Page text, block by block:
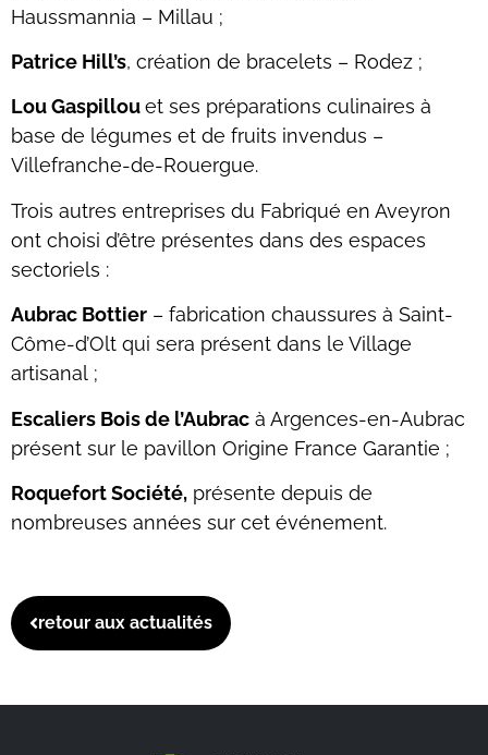
Haussmannia – Millau ;
Patrice Hill’s, création de bracelets – Rodez ;
Lou Gaspillouet ses préparations culinaires à
base de légumes et de fruits invendus –
Villefranche-de-Rouergue.
Trois autres entreprises du Fabriqué en Aveyron
ont choisi d’être présentes dans des espaces
sectoriels :
Aubrac Bottier – fabrication chaussures à Saint-
Côme-d’Olt qui sera présent dans le Village
artisanal ;
Escaliers Bois de l’Aubrac à Argences-en-Aubrac
présent sur le pavillon Origine France Garantie ;
Roquefort Société, présente depuis de
nombreuses années sur cet événement.
retour aux actualités